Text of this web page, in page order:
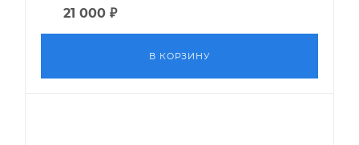
21 000 ₽
В КОРЗИНУ